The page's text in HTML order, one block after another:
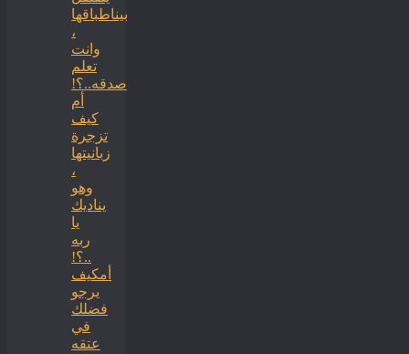
بيناطباقها
،
وانت
تعلم
صدقه..؟!
أم
كيف
تزجرة
زبانيتها
،
وهو
يناديك
يا
ربه
..؟!
أمكيف
يرجو
فضلك
في
عتقه